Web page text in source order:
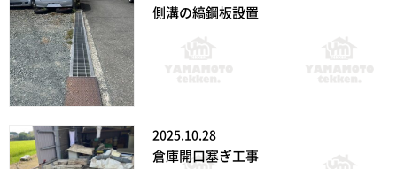
側溝の縞鋼板設置
2025.10.28
倉庫開口塞ぎ工事